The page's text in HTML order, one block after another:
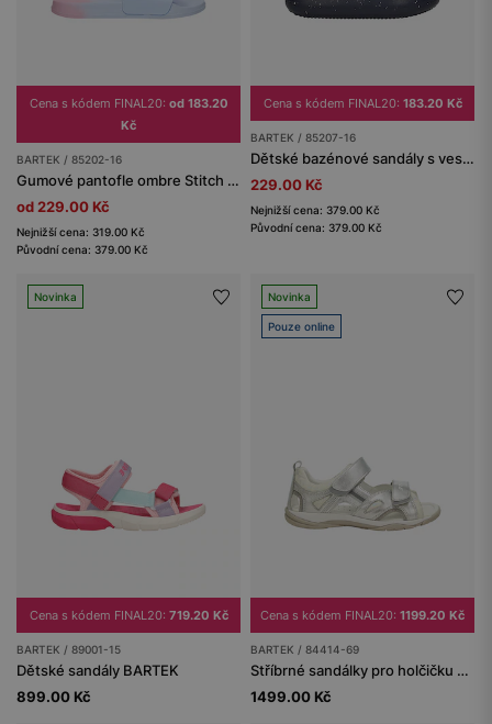
Cena s kódem FINAL20: od 183.20
Kč
BARTEK / 85202-16
Gumové pantofle ombre Stitch růžovo-modré BARTEK 85202-16
od 229.00 Kč
Nejnižší cena: 319.00 Kč
Původní cena: 379.00 Kč
Cena s kódem FINAL20: 183.20 Kč
BARTEK / 85207-16
Dětské bazénové sandály s vesmírným motivem BARTEK 85207-16
229.00 Kč
Nejnižší cena: 379.00 Kč
Původní cena: 379.00 Kč
Novinka
Cena s kódem FINAL20: 719.20 Kč
BARTEK / 89001-15
Dětské sandály BARTEK
899.00 Kč
Novinka
Pouze online
Cena s kódem FINAL20: 1199.20 Kč
BARTEK / 84414-69
Stříbrné sandálky pro holčičku BARTEK 84414-69
1499.00 Kč